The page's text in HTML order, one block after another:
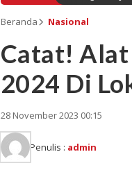
Beranda Nasional
Catat! Alat
2024 Di
28 November 2023 00:15
Penulis : admin